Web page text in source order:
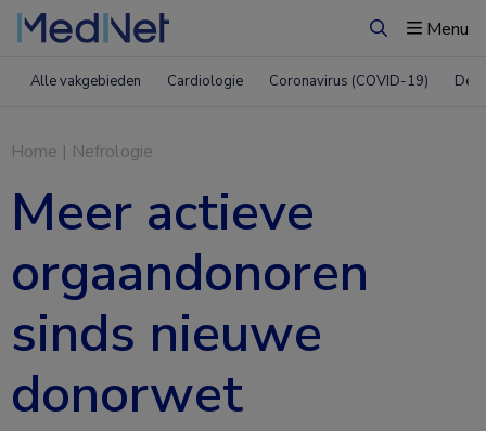
ZoekenMenu
Alle vakgebieden Cardiologie Coronavirus (COVID-19)
Home | Nefrologie
Meer actieve
orgaandonoren
sinds nieuwe
donorwet